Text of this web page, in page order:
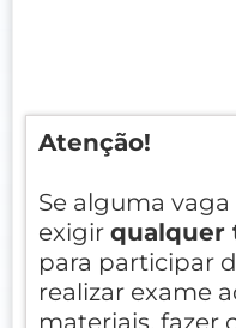
Atenção!
Se alguma
exigir qualquer
para participar
realizar exame
materiais, fazer